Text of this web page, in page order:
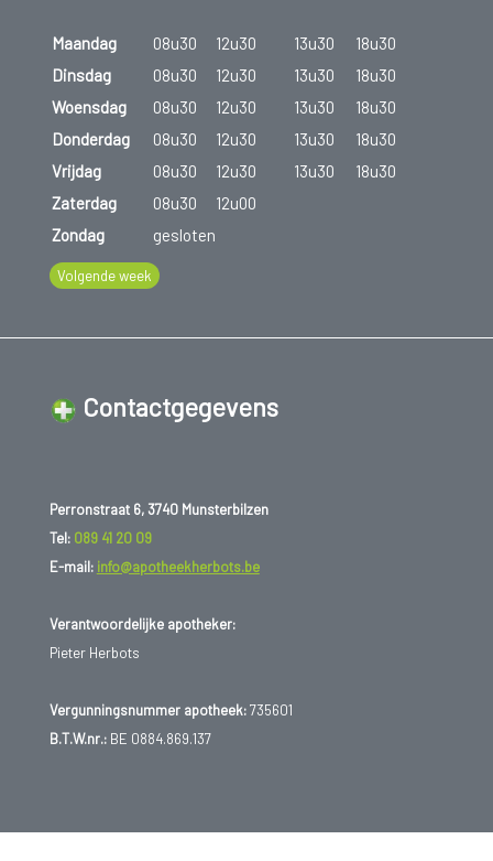
Maandag 08u30 12u30 13u30
18u30
Dinsdag
08u30 12u30 13u30
18u30
Woensdag
08u30 12u30 13u30
18u30
Donderdag
08u30 12u30 13u30
18u30
Vrijdag
08u30 12u30 13u30
18u30
Zaterdag
08u30
12u00
Zondag
gesloten
Volgende week
Contactgegevens
Perronstraat 6, 3740 Munsterbilzen
Tel: 089 41 20 09
E-mail: info@apotheekherbots.be
Verantwoordelijke apotheker:
Pieter Herbots
Vergunningsnummer apotheek:735601
B.T.W.nr.:BE 0884.869.137